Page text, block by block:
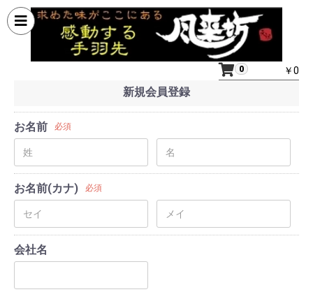
0 ￥0
新規会員登録
お名前 必須
お名前(カナ) 必須
会社名